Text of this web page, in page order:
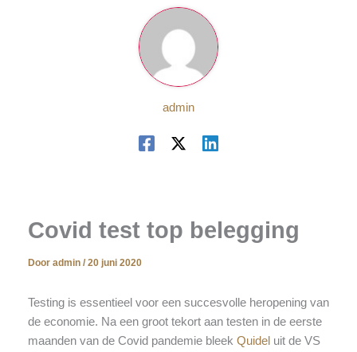
admin
Covid test top belegging
Door admin / 20 juni 2020
Testing is essentieel voor een succesvolle heropening van
de economie. Na een groot tekort aan testen in de eerste
maanden van de Covid pandemie bleek Quidel uit de VS